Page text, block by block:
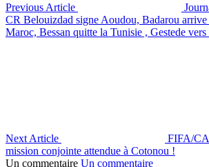
Previous Article
CR Belouizdad signe Aoudou, Badarou
Maroc, Bessan quitte la Tunisie , Gestede
Next Article
FIFA/
mission conjointe attendue à Cotonou !
Un commentaire Un commentaire